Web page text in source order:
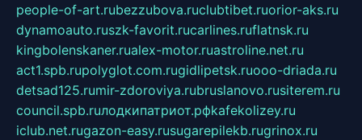
people-of-art.rubezzubova.ruclubtibet.ruorior-aks.ru
dynamoauto.ruszk-favorit.rucarlines.ruflatnsk.ru
kingbolenskaner.rualex-motor.ruastroline.net.ru
act1.spb.rupolyglot.com.rugidlipetsk.ruooo-driada.ru
detsad125.rumir-zdoroviya.rubruslanovo.rusiterem.ru
council.spb.ruлодкипатриот.рфkafekolizey.ru
iclub.net.rugazon-easy.rusugarepilekb.rugrinox.ru